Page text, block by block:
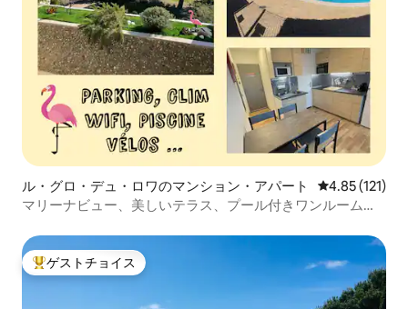
ル・グロ・デュ・ロワのマンション・アパート レビュー121
4.85 (121)
マリーナビュー、美しいテラス、プール付きワンルームマ
大好評のゲストチョイスです。
ゲストチョイス